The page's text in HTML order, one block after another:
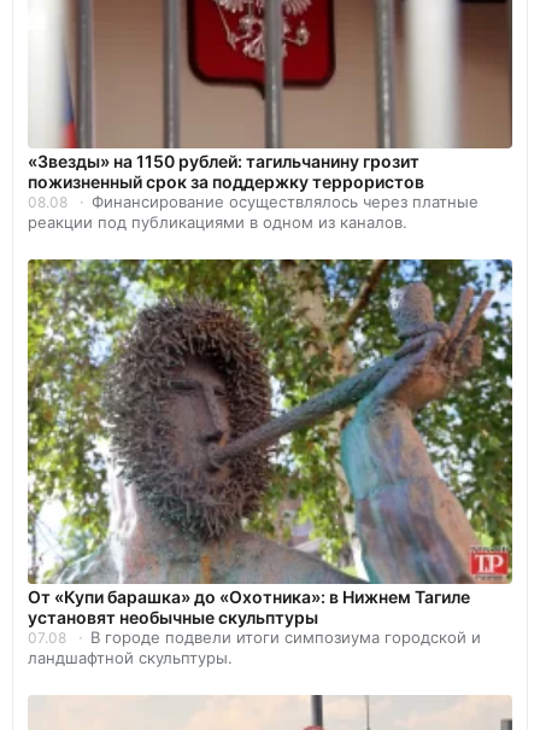
«Звезды» на 1150 рублей: тагильчанину грозит
пожизненный срок за поддержку террористов
08.08
Финансирование осуществлялось через платные
реакции под публикациями в одном из каналов.
От «Купи барашка» до «Охотника»: в Нижнем Тагиле
установят необычные скульптуры
07.08
В городе подвели итоги симпозиума городской и
ландшафтной скульптуры.